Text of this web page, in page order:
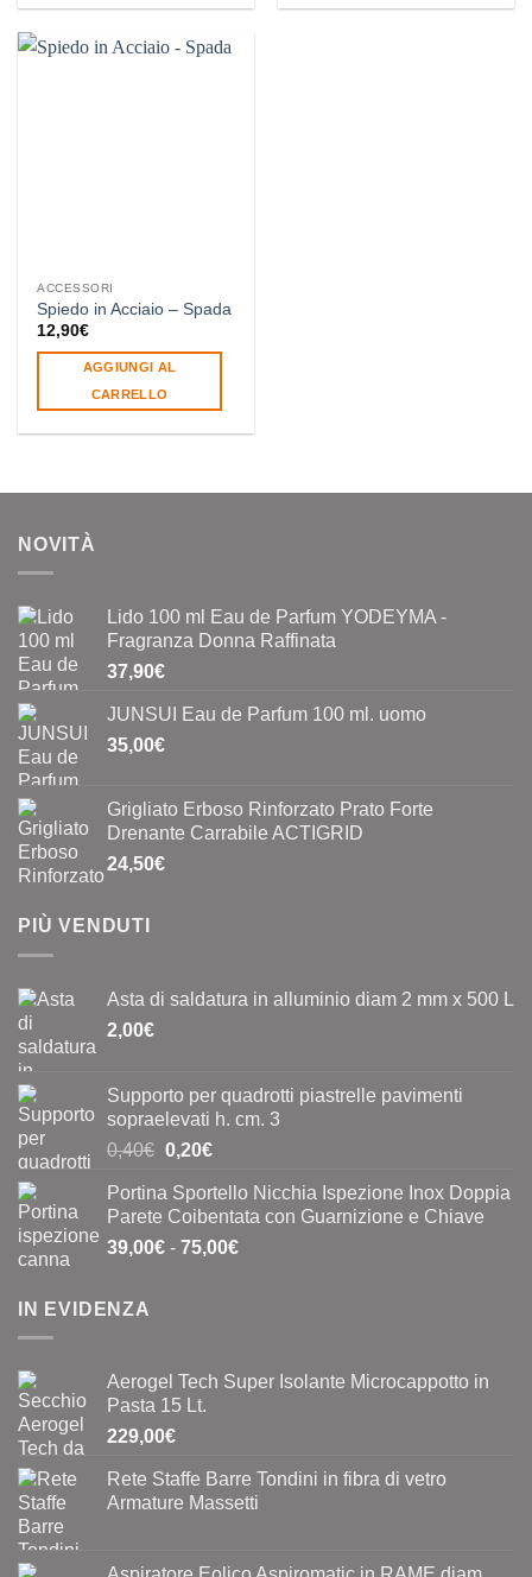
ACCESSORI
Spiedo in Acciaio – Spada
12,90€
AGGIUNGI AL
CARRELLO
NOVITÀ
Lido 100 ml Eau de Parfum YODEYMA -
Fragranza Donna Raffinata
37,90€
JUNSUI Eau de Parfum 100 ml. uomo
35,00€
Grigliato Erboso Rinforzato Prato Forte
Drenante Carrabile ACTIGRID
24,50€
PIÙ VENDUTI
Asta di saldatura in alluminio diam 2 mm x 500 L
2,00€
Supporto per quadrotti piastrelle pavimenti
sopraelevati h. cm. 3
0,40€ Il
originale
era:
0,40€.
0,20€Il
attuale
è:
0,20€.
Portina Sportello Nicchia Ispezione Inox Doppia
Parete Coibentata con Guarnizione e Chiave
39,00€ - 75,00€Fascia
75,00€
IN EVIDENZA
Aerogel Tech Super Isolante Microcappotto in
Pasta 15 Lt.
229,00€
Rete Staffe Barre Tondini in fibra di vetro
Armature Massetti